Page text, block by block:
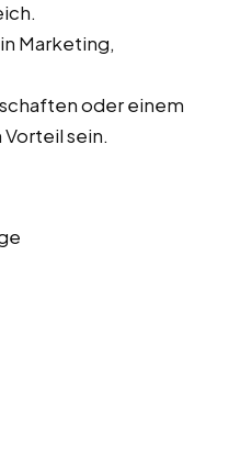
Marketing,
oder einem
Vorteil sein.